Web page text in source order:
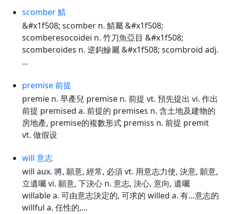
scomber 鯖
&#x1f508; scomber n. 鯖屬 &#x1f508;
scomberesocoidei n. 竹刀魚亞目 &#x1f508;
scomberoides n. 逆鈎鰺屬 &#x1f508; scombroid adj.
...
premise 前提
premie n. 早產兒 premise n. 前提 vt. 預先提出 vi. 作出
前提 premised a. 前提的 premises n. 含土地及建物的
房地產, premise的複數形式 premiss n. 前提 premit
vt. 做假设
will 意志
will aux. 將, 願意, 經常, 必須 vt. 用意志力使, 決意, 願意,
立遺囑 vi. 願意, 下決心 n. 意志, 決心, 意向, 遺囑
willable a. 可由意志決定的, 可求的 willed a. 有…意志的
willful a. 任性的,...